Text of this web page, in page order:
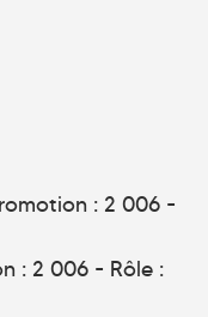
: 2 006 -
: 2 006 - Rôle :